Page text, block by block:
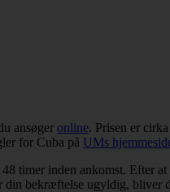
ansøger online. Prisen er
for Cuba på UMs
timer inden ankomst. Efter
din bekræftelse ugyldig, bliver